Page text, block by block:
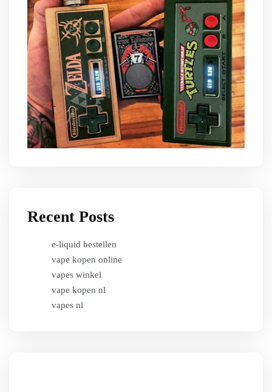
Recent Posts
e-liquid bestellen
vape kopen online
vapes winkel
vape kopen nl
vapes nl